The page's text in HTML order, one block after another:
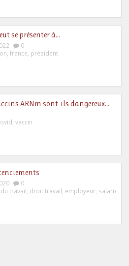
se présenter à…
0
, france, président
ARNm sont-ils dangereux…
, vaccin
0
travail, droit travail, employeur, salarié